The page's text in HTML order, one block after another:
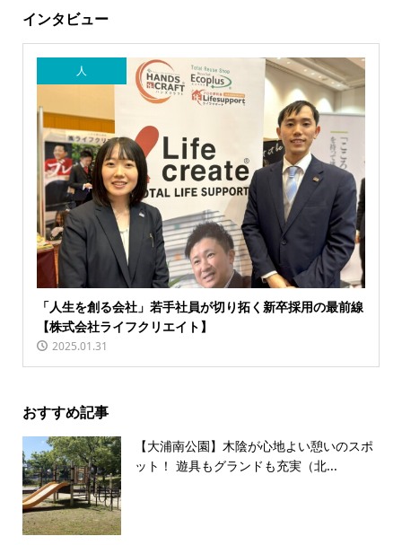
インタビュー
人
「人生を創る会社」若手社員が切り拓く新卒採用の最前線
【株式会社ライフクリエイト】
2025.01.31
おすすめ記事
【大浦南公園】木陰が心地よい憩いのスポ
ット！ 遊具もグランドも充実（北...